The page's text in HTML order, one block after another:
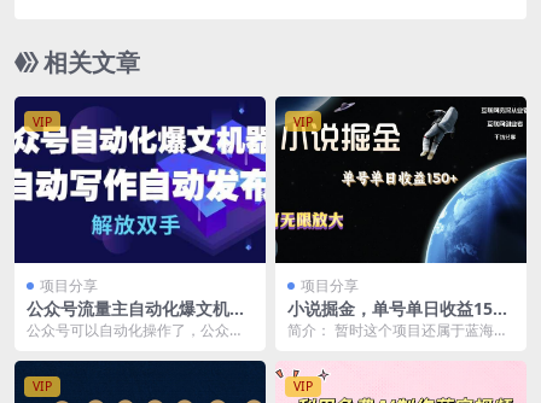
相关文章
VIP
项目分享
公众号流量主自动化爆文机器
人，自动写作自动发布，解放
公众号可以自动化操作了，公众号
是王道，目前自动化机...
VIP
项目分享
小说掘金，单号单日收益150
+，多号多得，可无限放大，
简介： 暂时这个项目还属于蓝海项
还是没问题 ，...
VIP VIP